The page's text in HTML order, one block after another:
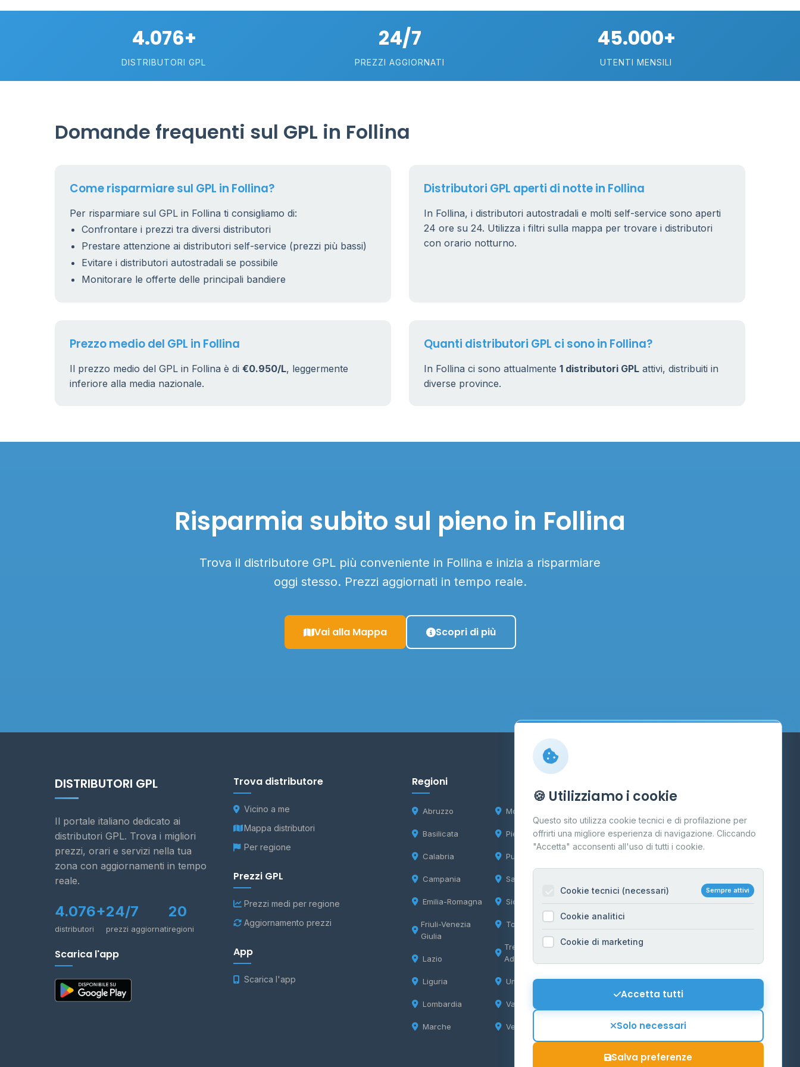
20
25
38
10
0.779 €
0.799 €
4.076+
DISTRIBUTORI GPL
24/7
PREZZI AGGIORNATI
45.000+
UTENTI MENSILI
Domande frequenti sul GPL in Follina
Come risparmiare sul GPL in Follina?
Per risparmiare sul GPL in Follina ti consigliamo di:
Confrontare i prezzi tra diversi distributori
Prestare attenzione ai distributori self-service (prezzi più bassi)
Evitare i distributori autostradali se possibile
Monitorare le offerte delle principali bandiere
Distributori GPL aperti di notte in Follina
In Follina, i distributori autostradali e molti self-service sono aperti
24 ore su 24. Utilizza i filtri sulla mappa per trovare i distributori
con orario notturno.
Prezzo medio del GPL in Follina
Il prezzo medio del GPL in Follina è di €0.950/L, leggermente
inferiore alla media nazionale.
Quanti distributori GPL ci sono in Follina?
In Follina ci sono attualmente 1 distributori GPL attivi, distribuiti in
diverse province.
Risparmia subito sul pieno in Follina
Trova il distributore GPL più conveniente in Follina e inizia a risparmiare
oggi stesso. Prezzi aggiornati in tempo reale.
Vai alla Mappa Scopri di più
DISTRIBUTORI GPL
Il portale italiano dedicato ai
distributori GPL. Trova i migliori
prezzi, orari e servizi nella tua
zona con aggiornamenti in tempo
reale.
4.076+
distributori
24/7
prezzi aggiornati
20
regioni
Scarica l'app
Trova distributore
Vicino a me
Mappa distributori
Per regione
Prezzi GPL
Prezzi medi per regione
Aggiornamento prezzi
App
Scarica l'app
Regioni
Abruzzo
Basilicata
Calabria
Campania
Emilia-Romagna
Friuli-Venezia
Giulia
Lazio
Liguria
Lombardia
Marche
Molise
Piemonte
Puglia
Sardegna
Sicilia
Toscana
Trentino-Alto
Adige
Umbria
Valle d'Aosta
Veneto
Contatti
Per gestori
Informazioni legali
Privacy Policy
Cookie Policy
Mappa del sito
Contattaci
🍪 Utilizziamo i cookie
Questo sito utilizza cookie tecnici e di profilazione per
offrirti una migliore esperienza di navigazione. Cliccando
"Accetta" acconsenti all'uso di tutti i cookie.
Cookie tecnici (necessari) Sempre attivi
Cookie analitici
Cookie di marketing
Accetta tutti
Solo necessari
Salva preferenze